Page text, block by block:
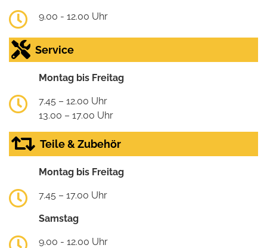
9.00 - 12.00 Uhr
Service
Montag bis Freitag
7.45 – 12.00 Uhr
13.00 – 17.00 Uhr
Teile & Zubehör
Montag bis Freitag
7.45 – 17.00 Uhr
Samstag
9.00 - 12.00 Uhr